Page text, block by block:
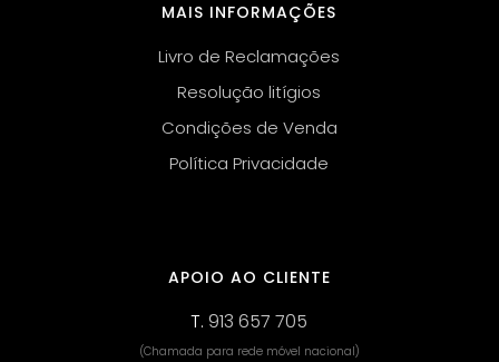
MAIS INFORMAÇÕES
Livro de Reclamações
Resolução litígios
Condições de Venda
Política Privacidade
APOIO AO CLIENTE
T.913 657 705
(Chamada para rede móvel nacional)